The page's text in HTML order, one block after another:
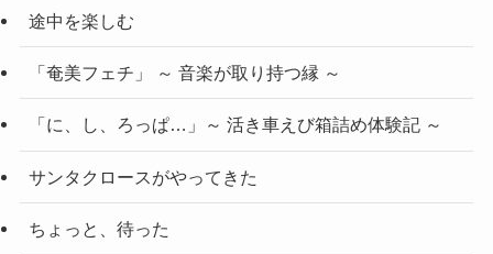
途中を楽しむ
「奄美フェチ」 ～ 音楽が取り持つ縁 ～
「に、し、ろっぱ…」～ 活き車えび箱詰め体験記 ～
サンタクロースがやってきた
ちょっと、待った